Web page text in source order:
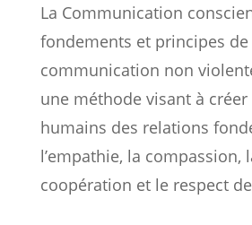
La Communication
fondements et principes de
communication non
une méthode visant à
humains des relations
l’empathie, la compassion,
coopération et le respect